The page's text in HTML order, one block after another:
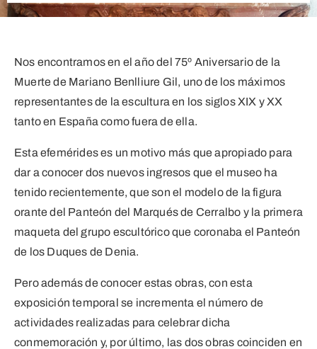
Nos encontramos en el año del 75º Aniversario de la
Muerte de Mariano Benlliure Gil, uno de los máximos
representantes de la escultura en los siglos XIX y XX
tanto en España como fuera de ella.
Esta efemérides es un motivo más que apropiado para
dar a conocer dos nuevos ingresos que el museo ha
tenido recientemente, que son el modelo de la figura
orante del Panteón del Marqués de Cerralbo y la primera
maqueta del grupo escultórico que coronaba el Panteón
de los Duques de Denia.
Pero además de conocer estas obras, con esta
exposición temporal se incrementa el número de
actividades realizadas para celebrar dicha
conmemoración y, por último, las dos obras coinciden en